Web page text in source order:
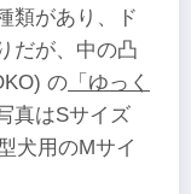
類があり、ド
だが、中の凸
の 「ゆっく
真はSサイズ
犬用のMサイ